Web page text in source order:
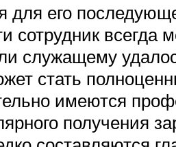
для его
всегда
служащему
стать
имеются
получения